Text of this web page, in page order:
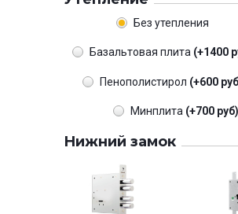
Без утепления
Базальтовая плита (+1400
Пенополистирол (+600
Минплита (+700 руб)
Нижний замок